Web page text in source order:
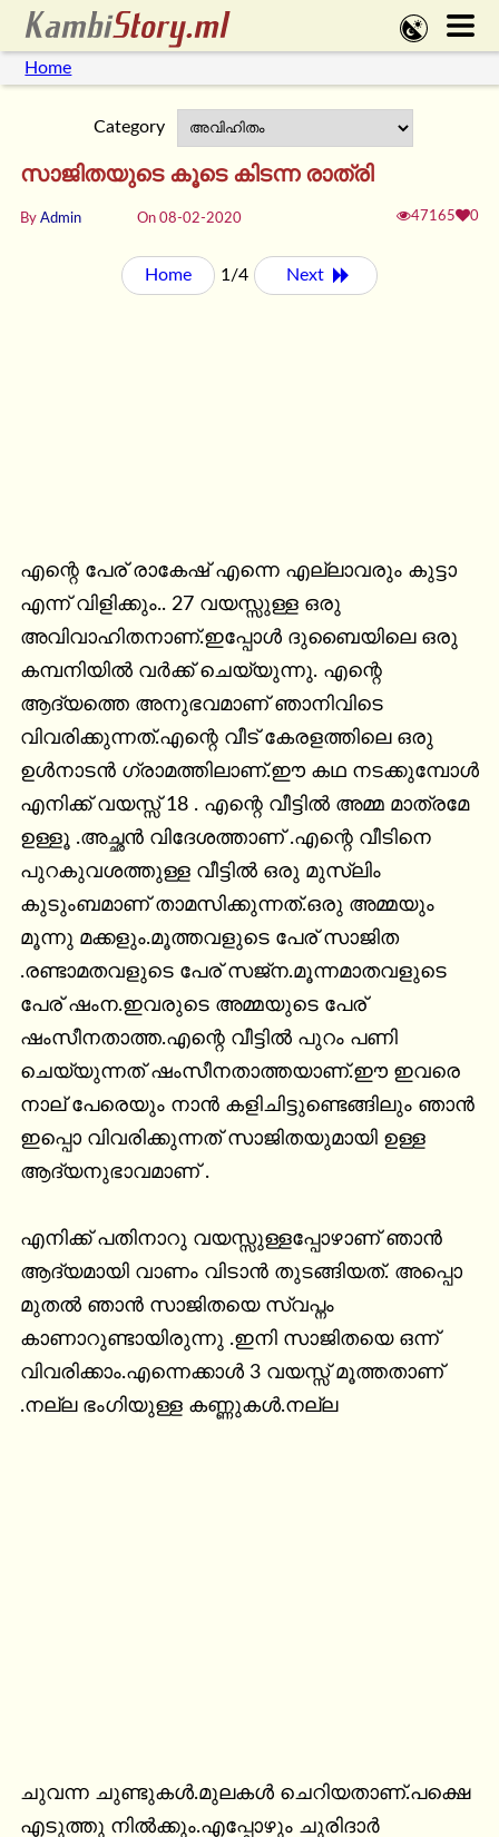
Home
Category
സാജിതയുടെ കൂടെ കിടന്ന രാത്രി
By Admin On 08-02-2020 47165 0
Home 1/4 Next
എന്റെ പേര് രാകേഷ് എന്നെ എല്ലാവരും കുട്ടാ
എന്ന് വിളിക്കും.. 27 വയസ്സുള്ള ഒരു
അവിവാഹിതനാണ്.ഇപ്പോള്‍ ദുബൈയിലെ ഒരു
കമ്പനിയില്‍ വര്‍ക്ക്‌ ചെയ്യുന്നു. എന്റെ
ആദ്യത്തെ അനുഭവമാണ് ഞാനിവിടെ
വിവരിക്കുന്നത്.എന്റെ വീട് കേരളത്തിലെ ഒരു
ഉള്‍നാടന്‍ ഗ്രാമത്തിലാണ്.ഈ കഥ നടക്കുമ്പോള്‍
എനിക്ക് വയസ്സ് 18 . എന്റെ വീട്ടില്‍ അമ്മ മാത്രമേ
ഉള്ളൂ .അച്ഛന്‍ വിദേശത്താണ് .എന്റെ വീടിനെ
പുറകുവശത്തുള്ള വീട്ടില്‍ ഒരു മുസ്ലിം
കുടുംബമാണ് താമസിക്കുന്നത്.ഒരു അമ്മയും
മൂന്നു മക്കളും.മൂത്തവളുടെ പേര് സാജിത
.രണ്ടാമതവളുടെ പേര് സജ്ന.മൂന്നമാതവളുടെ
പേര് ഷംന.ഇവരുടെ അമ്മയുടെ പേര്
ഷംസീനതാത്ത.എന്റെ വീട്ടില്‍ പുറം പണി
ചെയ്യുന്നത് ഷംസീനതാത്തയാണ്.ഈ ഇവരെ
നാല് പേരെയും നാന്‍ കളിചിട്ടുണ്ടെങ്ങിലും ഞാന്‍
ഇപ്പൊ വിവരിക്കുന്നത് സാജിതയുമായി ഉള്ള
ആദ്യനുഭാവമാണ് .
എനിക്ക് പതിനാറു വയസ്സുള്ളപ്പോഴാണ് ഞാന്‍
ആദ്യമായി വാണം വിടാന്‍ തുടങ്ങിയത്. അപ്പൊ
മുതല്‍ ഞാന്‍ സാജിതയെ സ്വപ്നം
കാണാറുണ്ടായിരുന്നു .ഇനി സാജിതയെ ഒന്ന്
വിവരിക്കാം.എന്നെക്കാള്‍ 3 വയസ്സ് മൂത്തതാണ്
.നല്ല ഭംഗിയുള്ള കണ്ണുകള്‍.നല്ല
ചുവന്ന ചുണ്ടുകള്‍.മുലകള്‍ ചെറിയതാണ്.പക്ഷെ
എടുത്തു നില്‍ക്കും.എപ്പോഴും ചുരിദാര്‍